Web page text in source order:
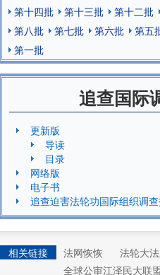
第十四批
第十三批 第十二批
第八批
第七批 第六批 第五
第一批
追查国际
更新版
导读
目录
网络版
电子书
追查迫害法轮功国际组织调
相关链接 法网恢恢 法轮大
全球公审江泽民大联